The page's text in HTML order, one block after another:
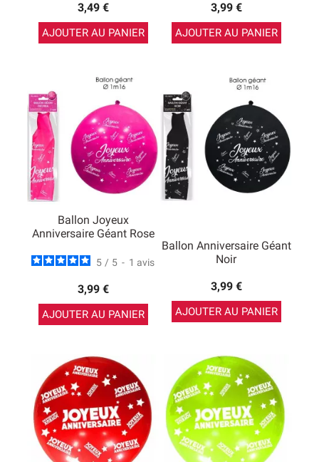
3,49 €
AJOUTER AU PANIER
3,99 €
AJOUTER AU PANIER
Ballon Joyeux
Anniversaire Géant Rose
5 / 5 - 1 avis
3,99 €
AJOUTER AU PANIER
Ballon Anniversaire Géant
Noir
3,99 €
AJOUTER AU PANIER